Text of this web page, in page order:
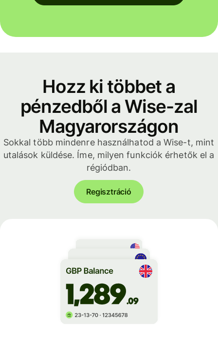
Hozz ki többet a
pénzedből a Wise-zal
Magyarországon
Sokkal több mindenre használhatod a Wise-t, mint
utalások küldése. Íme, milyen funkciók érhetők el a
régiódban.
Regisztráció